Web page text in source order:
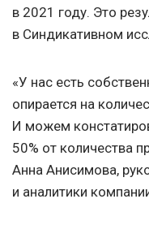
в 2021 году. Это
в Синдикативном
«У нас есть
опирается на
И можем
50% от количества
Анна Анисимова,
и аналитики